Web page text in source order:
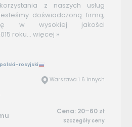
z naszych usług
doświadczoną firmą,
w wysokiej jakości
roku... więcej »
polski–rosyjski
Warszawa i 6 innych
Cena: 20–60 zł
Szczegóły ceny